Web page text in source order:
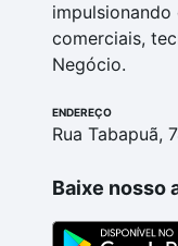
comerciais,
Negócio.
ENDEREÇO
Rua Tabapuã,
Baixe nosso